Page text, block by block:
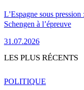
L’Espagne sous
Schengen à l’épreuve
31.07.2026
LES PLUS RÉCENTS
POLITIQUE